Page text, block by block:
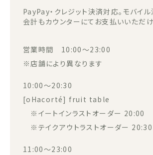
PayPay・クレジット決済対応。モバイ
会計もカウンターにてお支払いいただけ
営業時間 10:00～23:00
※店舗により異なります
10:00～20:30
[oHacorté] fruit table
※イートインラストオーダー 20:00
※テイクアウトラストオーダー 20:30
11:00～23:00